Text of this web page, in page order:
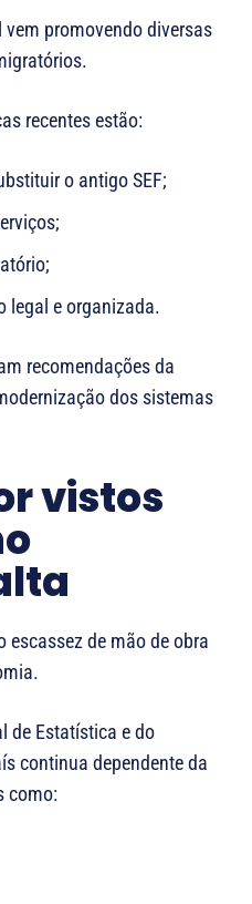
promovendo diversas
recentes estão:
o antigo SEF;
legal e organizada.
recomendações da
dos sistemas
vistos
escassez de mão de obra
de Estatística e do
continua dependente da
como: